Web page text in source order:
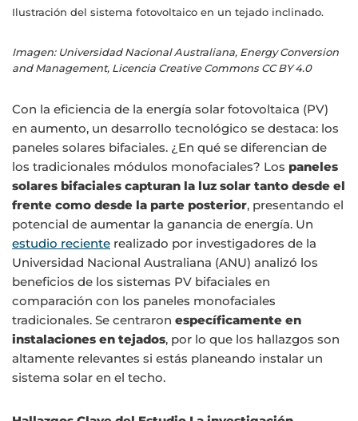
Ilustración del sistema fotovoltaico en un tejado inclinado.
Imagen: Universidad Nacional Australiana, Energy Conversion
and Management, Licencia Creative Commons CC BY 4.0
Con la eficiencia de la energía solar fotovoltaica (PV)
en aumento, un desarrollo tecnológico se destaca: los
paneles solares bifaciales. ¿En qué se diferencian de
los tradicionales módulos monofaciales? Los paneles
solares bifaciales capturan la luz solar tanto desde el
frente como desde la parte posterior, presentando el
potencial de aumentar la ganancia de energía. Un
estudio reciente realizado por investigadores de la
Universidad Nacional Australiana (ANU) analizó los
beneficios de los sistemas PV bifaciales en
comparación con los paneles monofaciales
tradicionales. Se centraron específicamente en
instalaciones en tejados, por lo que los hallazgos son
altamente relevantes si estás planeando instalar un
sistema solar en el techo.